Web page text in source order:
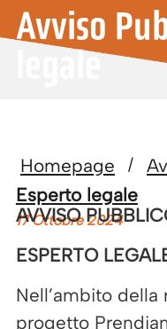
Avviso
legale
Homepage /
Esperto legale
17 Ottobre 2024
AVVISO
ESPERTO
Nell’ambito della
progetto